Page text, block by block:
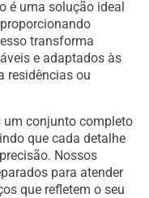
é uma solução ideal
transforma
e adaptados às
residências ou
um conjunto completo
que cada detalhe
Nossos
para atender
que refletem o seu